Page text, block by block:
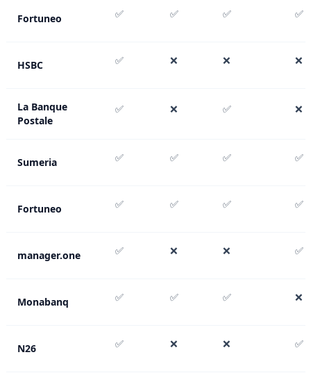
Fortuneo ✅ ✅ ✅ ✅
HSBC ✅ ❌ ❌ ❌
La Banque
Postale
✅ ❌ ✅ ❌
Sumeria ✅ ✅ ✅ ✅
Fortuneo ✅ ✅ ✅ ✅
manager.one ✅ ❌ ❌ ✅
Monabanq ✅ ✅ ✅ ❌
N26 ✅ ❌ ❌ ✅